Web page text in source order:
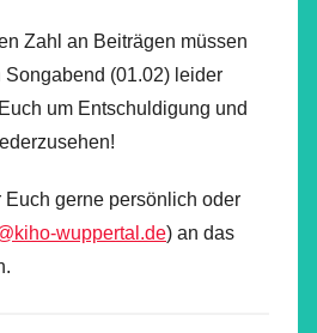
Zahl an Beiträgen müssen
(01.02) leider
um Entschuldigung und
Euch gerne persönlich oder
wuppertal.de) an das